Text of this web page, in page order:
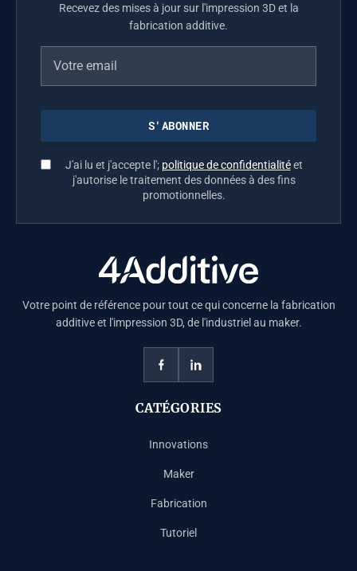
Recevez des mises à jour sur l'impression 3D et la
fabrication additive.
J'ai lu et j'accepte l'; politique de confidentialitéet
j'autorise le traitement des données à des fins
promotionnelles.
Votre point de référence pour tout ce qui concerne la fabrication
additive et l'impression 3D, de l'industriel au maker.
CATÉGORIES
Innovations
Maker
Fabrication
Tutoriel